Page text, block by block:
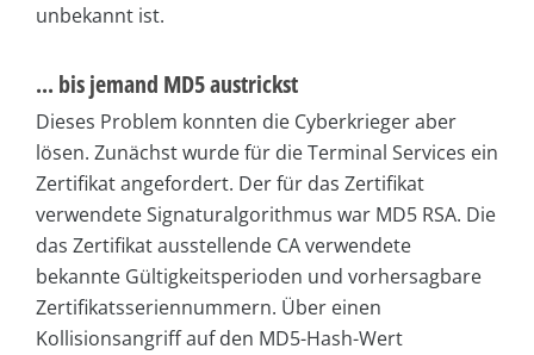
unbekannt ist.
... bis jemand MD5 austrickst
Dieses Problem konnten die Cyberkrieger aber
lösen. Zunächst wurde für die Terminal Services ein
Zertifikat angefordert. Der für das Zertifikat
verwendete Signaturalgorithmus war MD5 RSA. Die
das Zertifikat ausstellende CA verwendete
bekannte Gültigkeitsperioden und vorhersagbare
Zertifikatsseriennummern. Über einen
Kollisionsangriff auf den MD5-Hash-Wert